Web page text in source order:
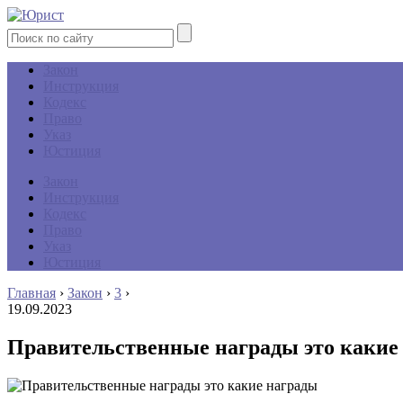
Главная › Закон › 3 ›
19.09.2023
Правительственные награды это